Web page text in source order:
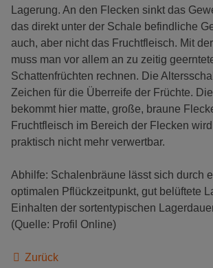
Lagerung. An den Flecken sinkt das
das direkt unter der Schale befindliche
auch, aber nicht das Fruchtfleisch. Mit
muss man vor allem an zu zeitig
Schattenfrüchten rechnen. Die
Zeichen für die Überreife der Früchte.
bekommt hier matte, große, braune
Fruchtfleisch im Bereich der Flecken
praktisch nicht mehr verwertbar.
Abhilfe: Schalenbräune lässt sich durch
optimalen Pflückzeitpunkt, gut belüftete
Einhalten der sortentypischen
(Quelle: Profil Online)
Zurück